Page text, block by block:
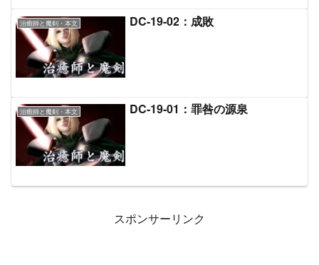
治癒師と魔剣・本文 DC-19-02：成敗
治癒師と魔剣・本文 DC-19-01：罪咎の源泉
スポンサーリンク